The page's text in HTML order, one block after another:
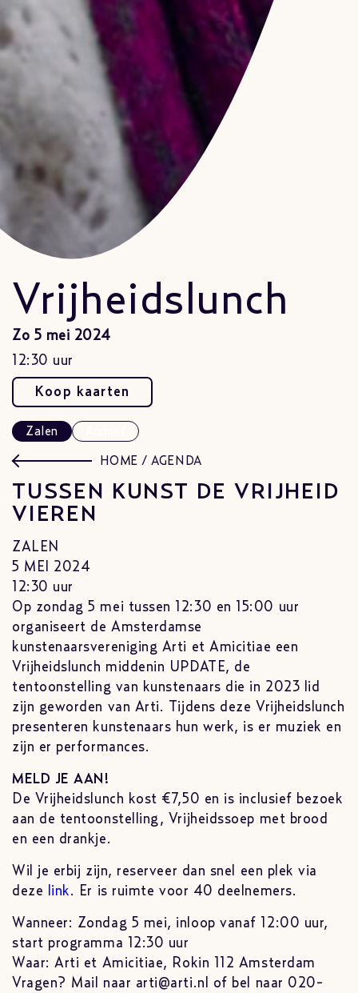
Vrijheidslunch
Zo 5 mei 2024
12:30 uur
Koop kaarten
Zalen
HOME / AGENDA
TUSSEN KUNST DE VRIJHEID
VIEREN
ZALEN
5 MEI 2024
12:30 uur
Op zondag 5 mei tussen 12:30 en 15:00 uur
organiseert de Amsterdamse
kunstenaarsvereniging Arti et Amicitiae een
Vrijheidslunch middenin UPDATE, de
tentoonstelling van kunstenaars die in 2023 lid
zijn geworden van Arti. Tijdens deze Vrijheidslunch
presenteren kunstenaars hun werk, is er muziek en
zijn er performances.
MELD JE AAN!
De Vrijheidslunch kost €7,50 en is inclusief bezoek
aan de tentoonstelling, Vrijheidssoep met brood
en een drankje.
Wil je erbij zijn, reserveer dan snel een plek via
deze
link. Er is ruimte voor 40 deelnemers.
Wanneer: Zondag 5 mei, inloop vanaf 12:00 uur,
start programma 12:30 uur
Waar: Arti et Amicitiae, Rokin 112 Amsterdam
Vragen? Mail naar arti@arti.nl of bel naar 020-